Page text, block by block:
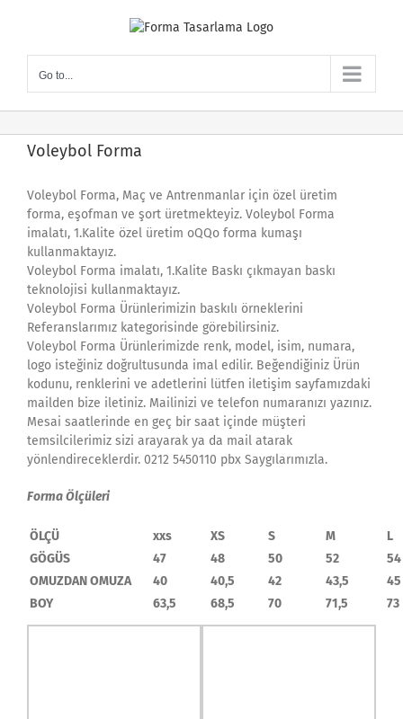
Go to...
Voleybol Forma
Voleybol Forma, Maç ve Antrenmanlar için özel üretim
forma, eşofman ve şort üretmekteyiz. Voleybol Forma
imalatı, 1.Kalite özel üretim oQQo forma kumaşı
kullanmaktayız.
Voleybol Forma imalatı, 1.Kalite Baskı çıkmayan baskı
teknolojisi kullanmaktayız.
Voleybol Forma Ürünlerimizin baskılı örneklerini
Referanslarımız kategorisinde görebilirsiniz.
Voleybol Forma Ürünlerimizde renk, model, isim, numara,
logo isteğiniz doğrultusunda imal edilir. Beğendiğiniz Ürün
kodunu, renklerini ve adetlerini lütfen iletişim sayfamızdaki
mailden bize iletiniz. Mailinizi ve telefon numaranızı yazınız.
Mesai saatlerinde en geç bir saat içinde müşteri
temsilcilerimiz sizi arayarak ya da mail atarak
yönlendireceklerdir. 0212 5450110 pbx Saygılarımızla.
Forma Ölçüleri
ÖLÇÜ xxs XS S M
L
GÖGÜS
47 48 50 52
54
OMUZDAN OMUZA
40 40,5 42 43,5
45
BOY
63,5 68,5 70 71,5 73